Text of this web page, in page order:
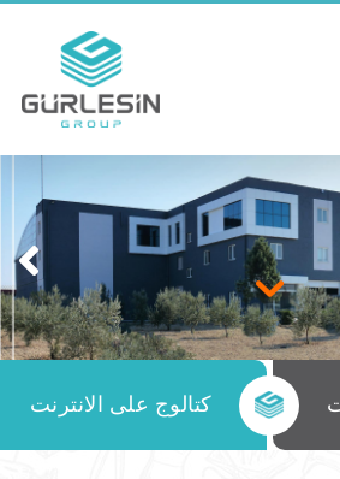
كتالوج على الانترنت